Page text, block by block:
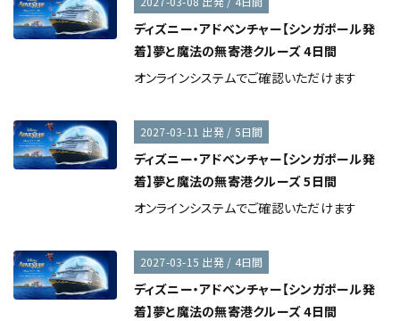
ディズニー・アドベンチャー【シンガポール発
着】夢と魔法の無寄港クルーズ 4日間
オンラインシステムでご確認いただけます
2027-03-11 出発 / 5日間
ディズニー・アドベンチャー【シンガポール発
着】夢と魔法の無寄港クルーズ 5日間
オンラインシステムでご確認いただけます
2027-03-15 出発 / 4日間
ディズニー・アドベンチャー【シンガポール発
着】夢と魔法の無寄港クルーズ 4日間